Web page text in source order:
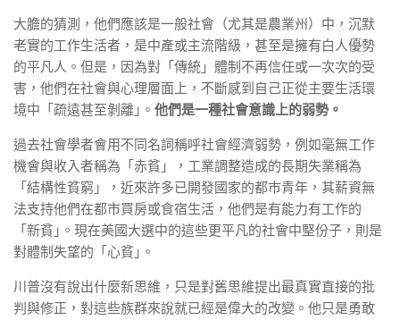
大膽的猜測，他們應該是一般社會（尤其是農業州）中，沉默
老實的工作生活者，是中產或主流階級，甚至是擁有白人優勢
的平凡人。但是，因為對「傳統」體制不再信任或一次次的受
害，他們在社會與心理層面上，不斷感到自己正從主要生活環
境中「疏遠甚至剝離｣。 他們是一種社會意識上的弱勢。
過去社會學者會用不同名詞稱呼社會經濟弱勢，例如毫無工作
機會與收入者稱為「赤貧」，工業調整造成的長期失業稱為
「結構性貧窮」，近來許多已開發國家的都市青年，其薪資無
法支持他們在都市買房或食宿生活，他們是有能力有工作的
「新貧｣。現在美國大選中的這些更平凡的社會中堅份子，則是
對體制失望的「心貧｣。
川普沒有說出什麼新思維，只是對舊思維提出最真實直接的批
判與修正，對這些族群來說就已經是偉大的改變。他只是勇敢